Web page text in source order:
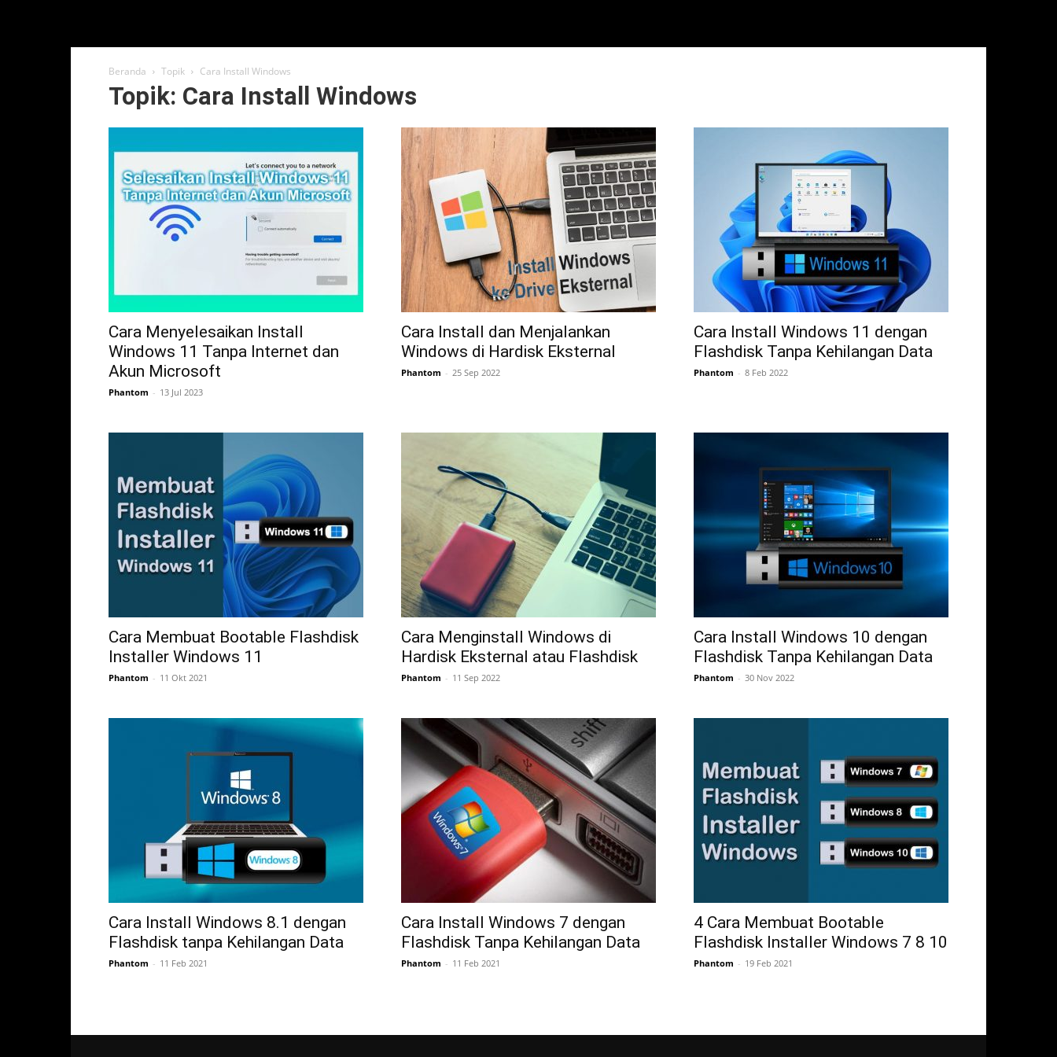
Beranda Topik Cara Install Windows
Topik: Cara Install Windows
Cara Menyelesaikan Install
Windows 11 Tanpa Internet dan
Akun Microsoft
Phantom - 13 Jul 2023
Cara Install dan Menjalankan
Windows di Hardisk Eksternal
Phantom - 25 Sep 2022
Cara Install Windows 11 dengan
Flashdisk Tanpa Kehilangan Data
Phantom - 8 Feb 2022
Cara Membuat Bootable Flashdisk
Installer Windows 11
Phantom - 11 Okt 2021
Cara Menginstall Windows di
Hardisk Eksternal atau Flashdisk
Phantom - 11 Sep 2022
Cara Install Windows 10 dengan
Flashdisk Tanpa Kehilangan Data
Phantom - 30 Nov 2022
Cara Install Windows 8.1 dengan
Flashdisk tanpa Kehilangan Data
Phantom - 11 Feb 2021
Cara Install Windows 7 dengan
Flashdisk Tanpa Kehilangan Data
Phantom - 11 Feb 2021
4 Cara Membuat Bootable
Flashdisk Installer Windows 7 8 10
Phantom - 19 Feb 2021